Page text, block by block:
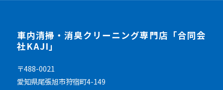
車内清掃・消臭クリーニング専門店「合同会
社KAJI」
〒488-0021
愛知県尾張旭市狩宿町4-149